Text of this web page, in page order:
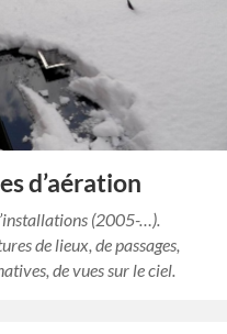
d’aération
(2005-…).
de lieux, de passages,
de vues sur le ciel.